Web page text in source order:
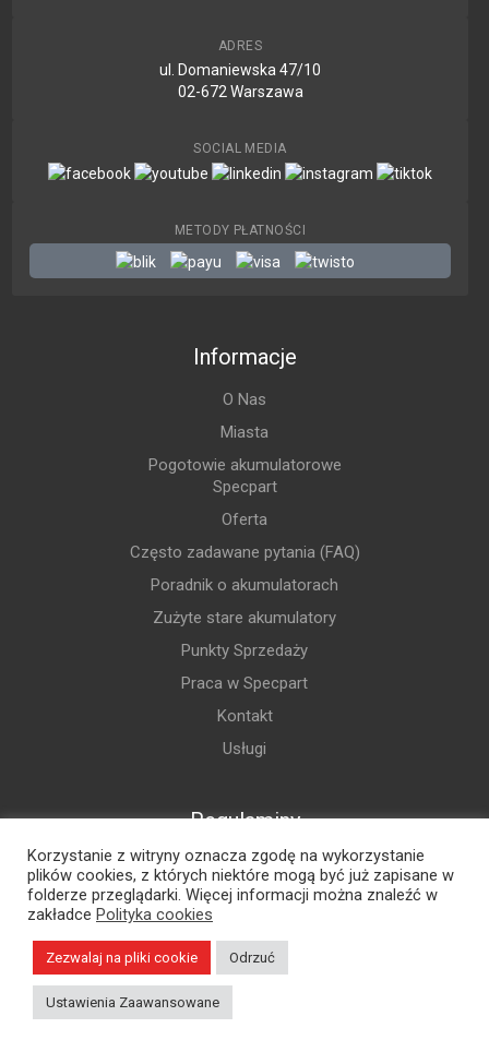
ADRES
ul. Domaniewska 47/10
02-672 Warszawa
SOCIAL MEDIA
METODY PŁATNOŚCI
Informacje
O Nas
Miasta
Pogotowie akumulatorowe
Specpart
Oferta
Często zadawane pytania (FAQ)
Poradnik o akumulatorach
Zużyte stare akumulatory
Punkty Sprzedaży
Praca w Specpart
Kontakt
Usługi
Regulaminy
Regulamin
Polityka prywatności
Polityka cookies
Płatność i dostawa
Korzystanie z witryny oznacza zgodę na wykorzystanie
plików cookies, z których niektóre mogą być już zapisane w
folderze przeglądarki. Więcej informacji można znaleźć w
zakładce Polityka cookies
Zezwalaj na pliki cookie Odrzuć
Ustawienia Zaawansowane